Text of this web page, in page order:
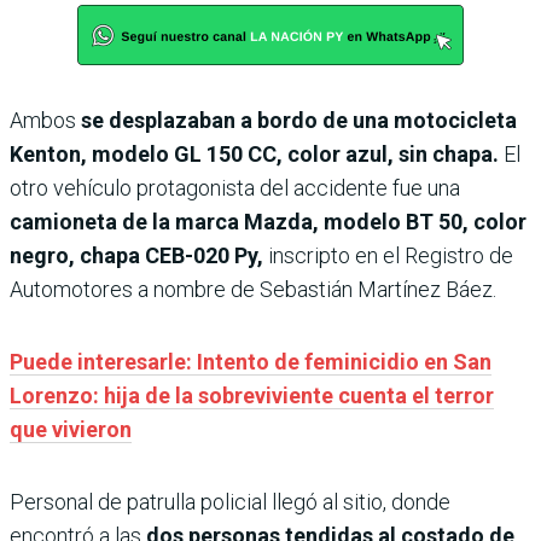
Ambos se desplazaban a bordo de una motocicleta
Kenton, modelo GL 150 CC, color azul, sin chapa. El
otro vehículo protagonista del accidente fue una
camioneta de la marca Mazda, modelo BT 50, color
negro, chapa CEB-020 Py, inscripto en el Registro de
Automotores a nombre de Sebastián Martínez Báez.
Puede interesarle: Intento de feminicidio en San
Lorenzo: hija de la sobreviviente cuenta el terror
que vivieron
Personal de patrulla policial llegó al sitio, donde
encontró a las dos personas tendidas al costado de